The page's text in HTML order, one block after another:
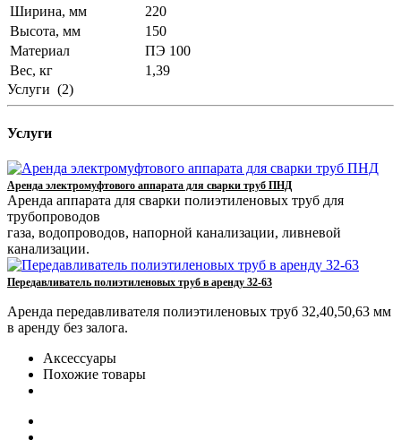
Ширина, мм
220
Высота, мм
150
Материал
ПЭ 100
Вес, кг
1,39
Услуги (2)
Услуги
Аренда электромуфтового аппарата для сварки труб ПНД
Аренда аппарата для сварки полиэтиленовых труб для
трубопроводов
газа, водопроводов, напорной канализации, ливневой
канализации.
Передавливатель полиэтиленовых труб в аренду 32-63
Аренда передавливателя полиэтиленовых труб 32,40,50,63 мм
в аренду без залога.
Аксессуары
Похожие товары